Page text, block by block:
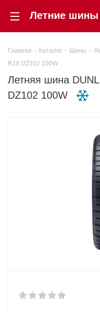
Главная - Каталог - Шины -
R18 DZ102 100W
Летняя шина
DZ102 100W